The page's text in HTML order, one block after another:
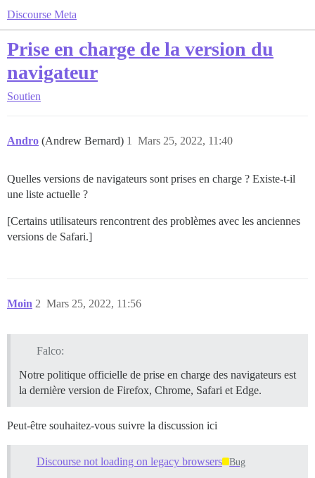
Discourse Meta
Prise en charge de la version du
navigateur
Soutien
Andro (Andrew Bernard) Mars 25, 2022, 11:40
1
Quelles versions de navigateurs sont prises en charge ? Existe-t-il
une liste actuelle ?
[Certains utilisateurs rencontrent des problèmes avec les anciennes
versions de Safari.]
Moin Mars 25, 2022, 11:56
2
Falco:
Notre politique officielle de prise en charge des navigateurs est
la dernière version de Firefox, Chrome, Safari et Edge.
Peut-être souhaitez-vous suivre la discussion ici
Discourse not loading on legacy browsers Bug